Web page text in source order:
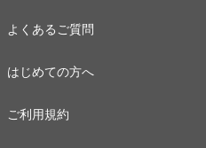
よくあるご質問
はじめての方へ
ご利用規約